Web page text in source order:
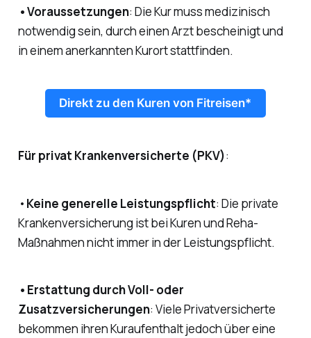
•Voraussetzungen: Die Kur muss medizinisch
notwendig sein, durch einen Arzt bescheinigt und
in einem anerkannten Kurort stattfinden.
Direkt zu den Kuren von Fitreisen*
Für privat Krankenversicherte (PKV):
• Keine generelle Leistungspflicht: Die private
Krankenversicherung ist bei Kuren und Reha-
Maßnahmen nicht immer in der Leistungspflicht.
•Erstattung durch Voll- oder
Zusatzversicherungen: Viele Privatversicherte
bekommen ihren Kuraufenthalt jedoch über eine